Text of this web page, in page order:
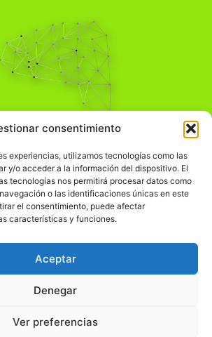
consentimiento
experiencias, utilizamos tecnologías como las
y/o acceder a la información del dispositivo. El
tecnologías nos permitirá procesar datos como
o las identificaciones únicas en este
el consentimiento, puede afectar
características y funciones.
Aceptar
Denegar
Ver preferencias
Pensamiento Crítico
el mundo para transformarlo.
Legal
de privacidad
Política de cookies